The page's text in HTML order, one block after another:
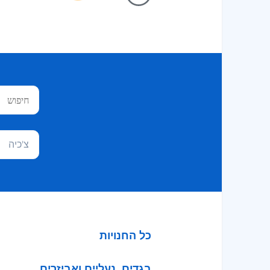
צ'כיה
כל החנויות